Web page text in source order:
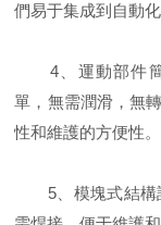
們易于集成到自動化
4、運動部件簡
單，無需潤滑，無
性和維護的方便性。
5、模塊式結構